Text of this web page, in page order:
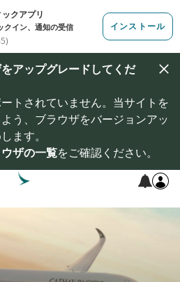
アップグレードしてくだ
トされていません。当サイトを
う、ブラウザをバージョンアッ
ます。
ザの一覧をご確認ください。